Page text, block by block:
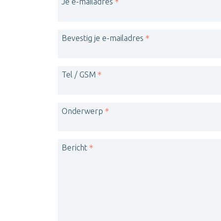
Bevestig je e-mailadres
Tel / GSM
Onderwerp
Bericht